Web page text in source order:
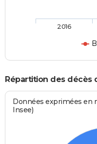
2016
Répartition des décès
Données exprimées en
Insee)